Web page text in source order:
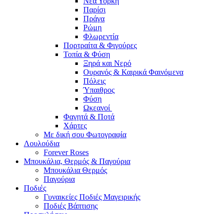
Παρίσι
Πράγα
Ρώμη
Φλωρεντία
Πορτραίτα & Φιγούρες
Τοπία & Φύση
Ξηρά και Νερό
Ουρανός & Καιρικά Φαινόμενα
Πόλεις
Ύπαιθρος
Φύση
Ωκεανοί
Φαγητά & Ποτά
Χάρτες
Με δική σου Φωτογραφία
Λουλούδια
Forever Roses
Μπουκάλια, Θερμός & Παγούρια
Μπουκάλια Θερμός
Παγούρια
Ποδιές
Γυναικείες Ποδιές Μαγειρικής
Ποδιές Βάπτισης